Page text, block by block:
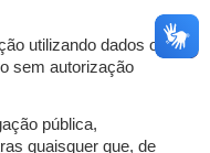
utilizando dados ou
sem autorização
pública,
quaisquer que, de